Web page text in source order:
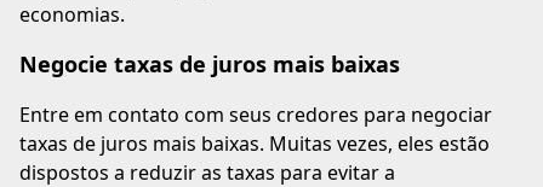
economias.
Negocie taxas de juros mais baixas
Entre em contato com seus credores para negociar
taxas de juros mais baixas. Muitas vezes, eles estão
dispostos a reduzir as taxas para evitar a